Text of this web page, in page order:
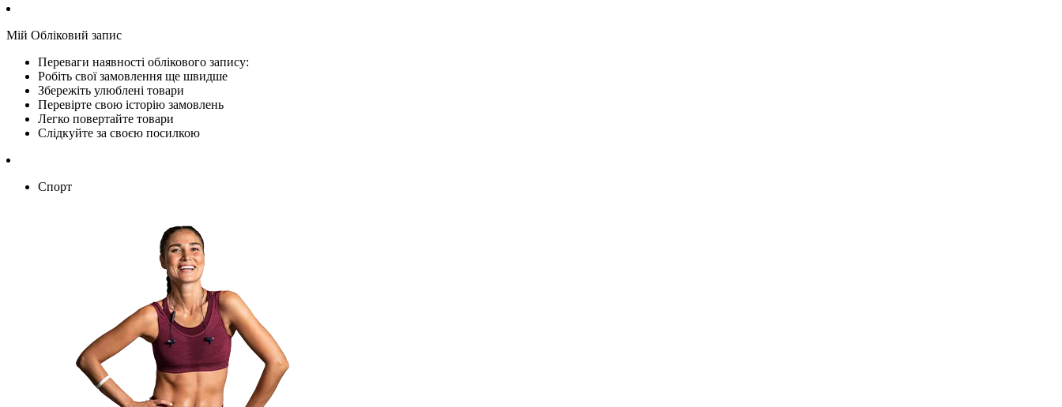
Мій Обліковий запис
Переваги наявності облікового запису:
Робіть свої замовлення ще швидше
Збережіть улюблені товари
Перевірте свою історію замовлень
Легко повертайте товари
Слідкуйте за своєю посилкою
Спорт